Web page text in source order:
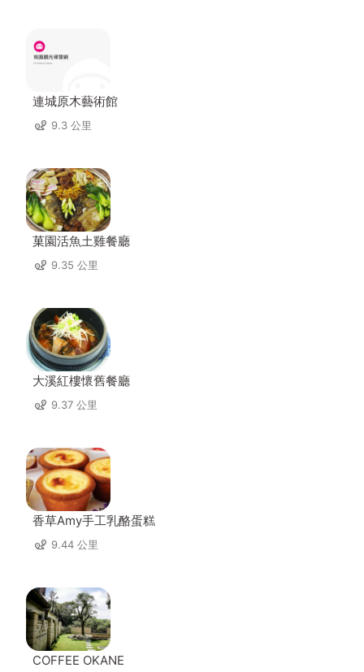
連城原木藝術館
9.3 公里
菓園活魚土雞餐廳
9.35 公里
大溪紅樓懷舊餐廳
9.37 公里
香草Amy手工乳酪蛋糕
9.44 公里
COFFEE OKANE